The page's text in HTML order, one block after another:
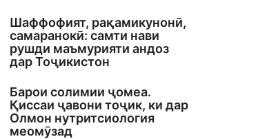
Шаффофият, рақамикунонӣ,
самаранокӣ: самти нави
рушди маъмурияти андоз
дар Тоҷикистон
Барои солимии ҷомеа.
Қиссаи ҷавони тоҷик, ки дар
Олмон нутритсиология
меомӯзад